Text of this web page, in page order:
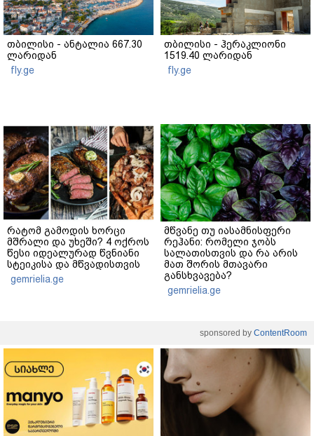
თბილისი - ანტალია 667.30
ლარიდან
fly.ge
თბილისი - ჰერაკლიონი
1519.40 ლარიდან
fly.ge
რატომ გამოდის ხორცი
მშრალი და უხეში? 4 ოქროს
წესი იდეალურად წვნიანი
სტეიკისა და მწვადისთვის
gemrielia.ge
მწვანე თუ იასამნისფერი
რეჰანი: რომელი ჯობს
სალათისთვის და რა არის
მათ შორის მთავარი
განსხვავება?
gemrielia.ge
sponsored by ContentRoom